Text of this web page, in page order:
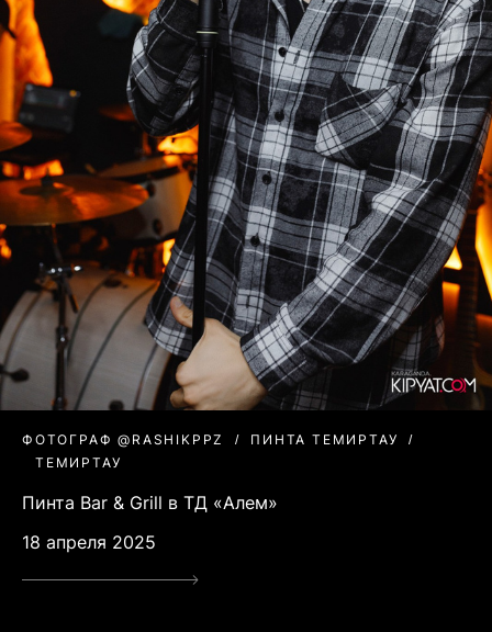
ФОТОГРАФ @RASHIKPPZ
ПИНТА ТЕМИРТАУ
ТЕМИРТАУ
Пинта Bar & Grill в ТД «Алем»
18 апреля 2025